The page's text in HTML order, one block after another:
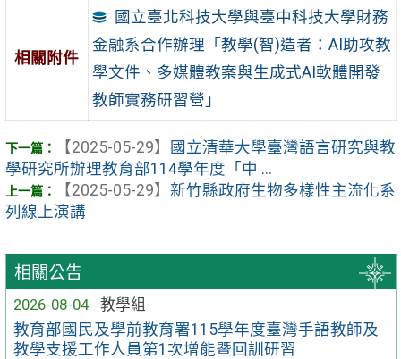
相關公告
2026-08-04
教學組
教育部國民及學前教育署115學年度臺灣手語教師及
教學支援工作人員第1次增能暨回訓研習
相關附件
國立臺北科技大學與臺中科技大學財務
金融系合作辦理「教學(智)造者：AI助攻教
學文件、多媒體教案與生成式AI軟體開發
教師實務研習營」
【2025-05-29】
國立清華大學臺灣語言研究與教
學研究所辦理教育部114學年度「中 ...
【2025-05-29】 新竹縣政府生物多樣性主流化系
列線上演講